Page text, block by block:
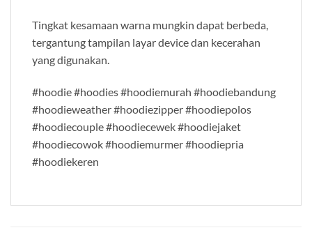
Tingkat kesamaan warna mungkin dapat berbeda,
tergantung tampilan layar device dan kecerahan
yang digunakan.
#hoodie #hoodies #hoodiemurah #hoodiebandung
#hoodieweather #hoodiezipper #hoodiepolos
#hoodiecouple #hoodiecewek #hoodiejaket
#hoodiecowok #hoodiemurmer #hoodiepria
#hoodiekeren